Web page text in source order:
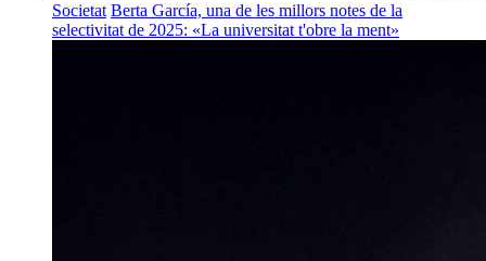
Societat Berta García, una de les millors notes de la
selectivitat de 2025: «La universitat t'obre la ment»